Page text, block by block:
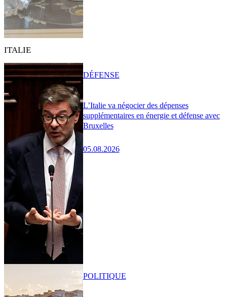
ITALIE
L’Italie va négocier des dépenses
supplémentaires en énergie et défense avec
Bruxelles
05.08.2026
DÉFENSE
POLITIQUE